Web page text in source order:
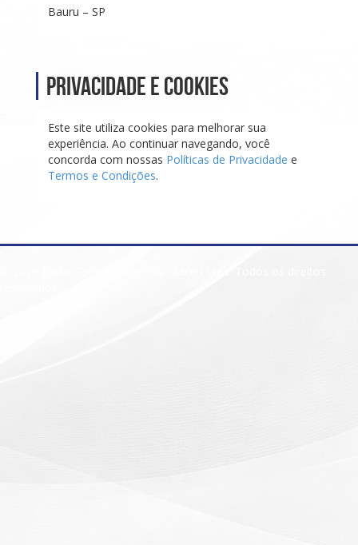
Bauru – SP
Privacidade e Cookies
Este site utiliza cookies para melhorar sua
experiência. Ao continuar navegando, você
concorda com nossas Políticas de Privacidade e
Termos e Condições.